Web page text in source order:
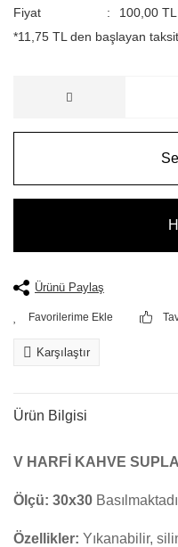
Fiyat
100,00
*11,75 TL den başlayan
Ürünü Paylaş
Karşılaştır
Ürün Bilgisi
V HARFİ KAHVE
Ölçü: 30x30
Özellikler: Yıkanabilir,